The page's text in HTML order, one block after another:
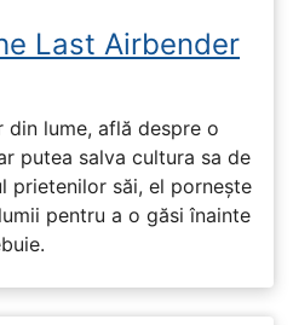
Last Airbender
din lume, află despre o
putea salva cultura sa de
prietenilor săi, el pornește
pentru a o găsi înainte